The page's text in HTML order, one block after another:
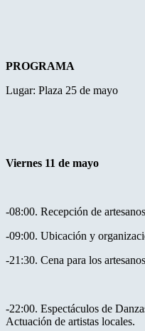
PROGRAMA
Lugar: Plaza 25 de mayo
Viernes 11 de mayo
-08:00. Recepción de
-09:00. Ubicación y
-21:30. Cena para los
-22:00. Espectáculos de
Actuación de artistas locales.